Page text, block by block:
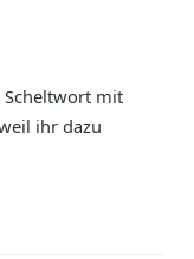
Scheltwort mit
ihr dazu